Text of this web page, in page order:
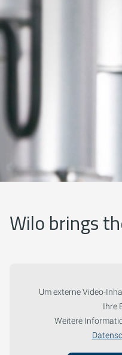
Wilo brings
Um externe Video-
Ihre
Weitere